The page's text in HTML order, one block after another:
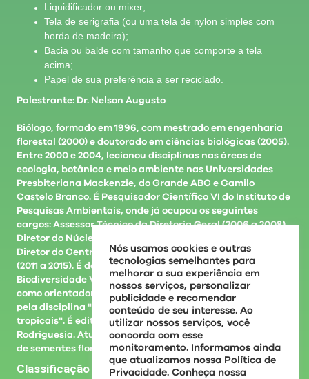
Liquidificador ou mixer;
Tela de serigrafia (ou uma tela de nylon simples com
borda de madeira);
Bacia ou balde com tamanho que comporte a tela
acima;
Papel de sua preferência a ser reciclado.
Palestrante: Dr. Nelson Augusto
Biólogo, formado em 1996, com mestrado em engenharia
florestal (2000) e doutorado em ciências biológicas (2005).
Entre 2000 e 2004, lecionou disciplinas nas áreas de
ecologia, botânica e meio ambiente nas Universidades
Presbiteriana Mackenzie, do Grande ABC e Camilo
Castelo Branco. É Pesquisador Científico VI do Instituto de
Pesquisas Ambientais, onde já ocupou os seguintes
cargos: Assessor Técnico da Diretoria Geral (2006 a 2008),
Diretor do Núcleo de Pesquisa em Sementes (2008 a 2011) e
Diretor do Centro de Pesquisa em Ecologia e Fisiologia
(2011 a 2015). É docente do Programa de Pós-graduação em
Biodiversidade Vegetal e Meio Ambiente do IPA, onde atua
como orientador de mestrado e doutorado e é responsável
pela disciplina "Biologia de sementes de espécies
tropicais". É editor de área das revistas Hoehnea e
Rodriguesia. Atua nas áreas de tecnologia e ecofisiologia
de sementes florestais nativas.
Classificação indicativa: de 8 a 12 anos
Nós usamos cookies e outras
tecnologias semelhantes para
melhorar a sua experiência em
nossos serviços, personalizar
publicidade e recomendar
conteúdo de seu interesse. Ao
utilizar nossos serviços, você
concorda com esse
monitoramento. Informamos ainda
que atualizamos nossa Política de
Privacidade. Conheça nossa